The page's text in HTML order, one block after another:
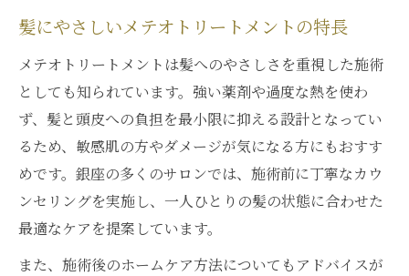
髪にやさしいメテオトリートメントの特長
メテオトリートメントは髪へのやさしさを重視した施術
としても知られています。強い薬剤や過度な熱を使わ
ず、髪と頭皮への負担を最小限に抑える設計となってい
るため、敏感肌の方やダメージが気になる方にもおすす
めです。銀座の多くのサロンでは、施術前に丁寧なカウ
ンセリングを実施し、一人ひとりの髪の状態に合わせた
最適なケアを提案しています。
また、施術後のホームケア方法についてもアドバイスが